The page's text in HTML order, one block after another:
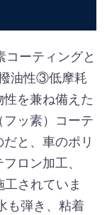
ーティングと
油性③低摩耗
を兼ね備えた
ッ素）コーテ
と、車のポリ
ロン加工、
されていま
も弾き、粘着